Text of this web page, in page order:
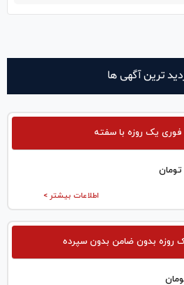
ترین آگهی ها
فوری یک روزه با سفته
تومان
اطلاعات بیشتر >
روزه بدون ضامن بدون سپرده